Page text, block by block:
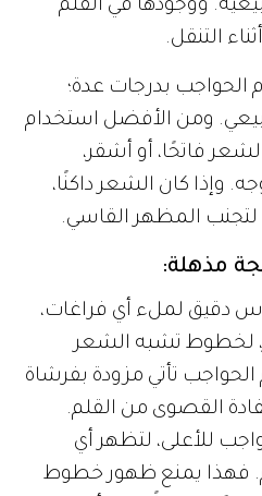
ووجودها في القلم
التنقل.
الحواجب بدرجات عدة؛
ومن الأفضل استخدام
فاتحًا، أو أشقر،
وإذا كان الشعر داكنًا،
لتجنب المظهر القاسي.
مذهلة:
دقيق لملء أي فراغات،
لخطوط تشبه الشعر
تأتي مزودة بفرشاة
القصوى من القلم.
للأعلى، لتظهر أي
فهذا يمنع ظهور خطوط